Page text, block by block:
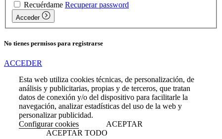
Recuérdame Recuperar password
Acceder
No tienes permisos para registrarse
ACCEDER
Esta web utiliza cookies técnicas, de personalización, de
análisis y publicitarias, propias y de terceros, que tratan
datos de conexión y/o del dispositivo para facilitarle la
navegación, analizar estadísticas del uso de la web y
personalizar publicidad.
Configurar cookies
ACEPTAR
ACEPTAR TODO